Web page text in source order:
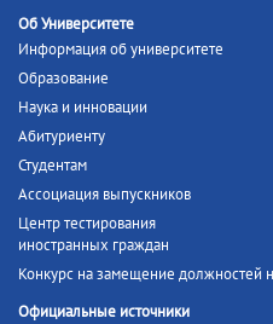
Об Университете
Информация об университете
Образование
Наука и инновации
Абитуриенту
Студентам
Ассоциация выпускников
Центр тестирования
иностранных граждан
Конкурс на замещение должностей
Официальные источники